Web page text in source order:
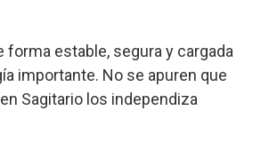
forma estable, segura y cargada
importante. No se apuren que
Sagitario los independiza